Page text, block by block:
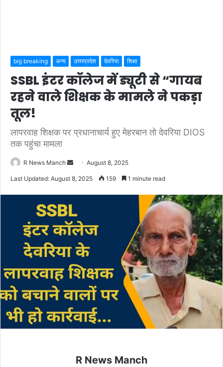
big breaking अन्य उत्तरप्रदेश देवरिया शिक्षा
SSBL इंटर कॉलेज में ड्यूटी से “गायब
रहने वाले शिक्षक के मामले ने पकड़ा
तूल!
लापरवाह शिक्षक पर प्रधानाचार्य हुए मेहरबान तो देवरिया DIOS
तक पहुंचा मामला
R News Manch
SendAugust 8, 2025
Last Updated: August 8, 2025 159 1 minute read
R News Manch